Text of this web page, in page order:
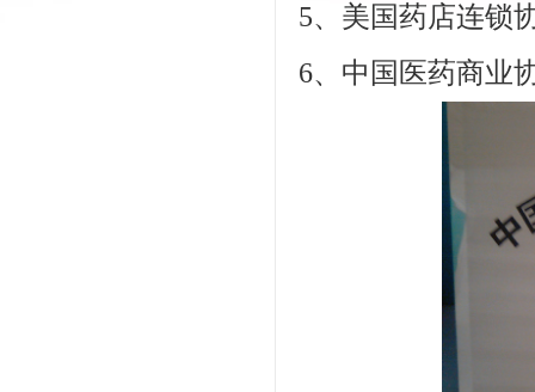
5、美国药店连锁
6、中国医药商业